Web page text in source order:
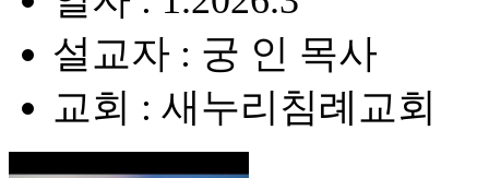
설교자 : 궁 인 목사
교회 : 새누리침례교회